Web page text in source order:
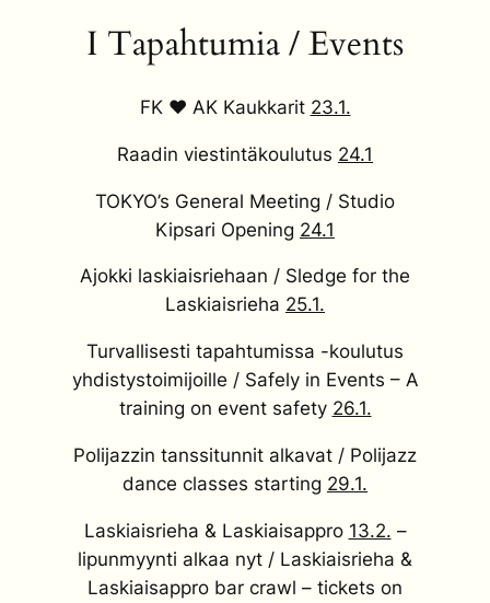
I Tapahtumia / Events
FK ❤ AK Kaukkarit 23.1.
Raadin viestintäkoulutus 24.1
TOKYO’s General Meeting / Studio
Kipsari Opening 24.1
Ajokki laskiaisriehaan / Sledge for the
Laskiaisrieha 25.1.
Turvallisesti tapahtumissa -koulutus
yhdistystoimijoille / Safely in Events – A
training on event safety 26.1.
Polijazzin tanssitunnit alkavat / Polijazz
dance classes starting 29.1.
Laskiaisrieha & Laskiaisappro 13.2. –
lipunmyynti alkaa nyt / Laskiaisrieha &
Laskiaisappro bar crawl – tickets on